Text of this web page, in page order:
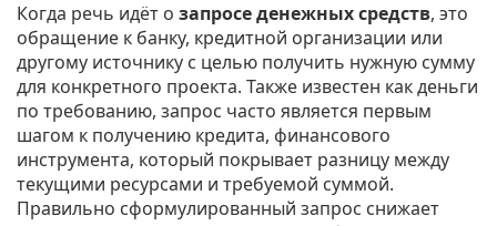
Когда речь идёт о запросе денежных средств, это
обращение к банку, кредитной организации или
другому источнику с целью получить нужную сумму
для конкретного проекта. Также известен какденьги
по требованию, запрос часто является первым
шагом к получению кредита, финансового
инструмента, который покрывает разницу между
текущими ресурсами и требуемой суммой.
Правильно сформулированный запрос снижает